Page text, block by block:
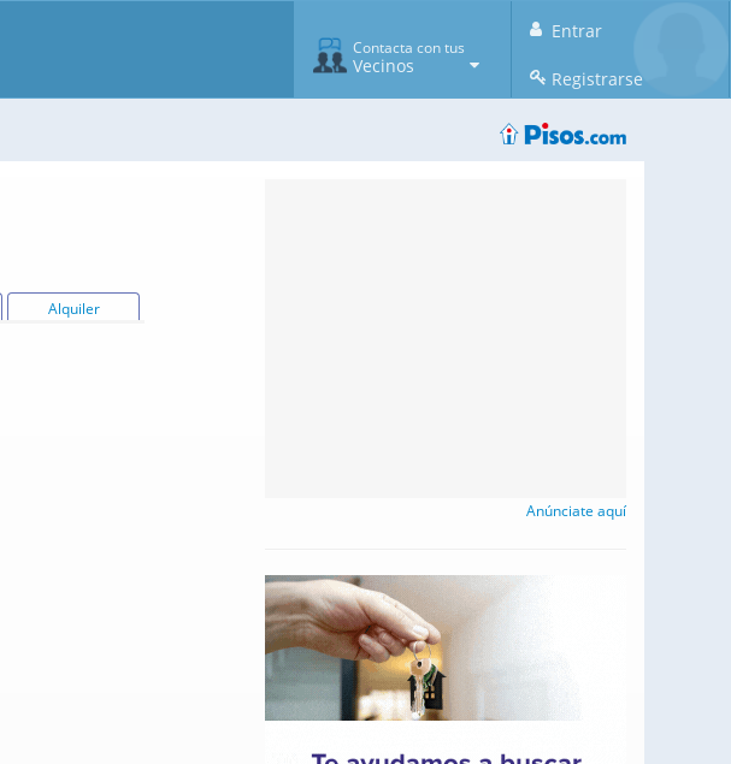
Entrar
Registrarse
Contacta con tus
Vecinos
Alquiler
Anúnciate aquí